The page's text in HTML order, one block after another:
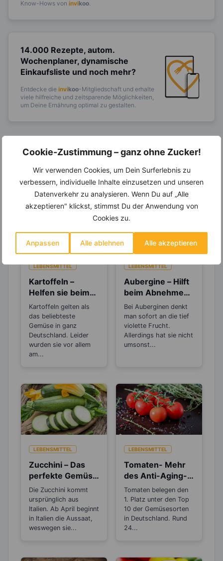
Cookie-Zustimmung – ganz ohne Zucker!
Wir verwenden Cookies, um Dein Surferlebnis zu
verbessern, individuelle Inhalte einzusetzen und unseren
Datenverkehr zu analysieren. Wenn Du auf „Alle
akzeptieren" klickst, stimmst Du der Anwendung von
Cookies zu.
Anpassen Alle ablehnen Alle akzeptieren
Know-Hows von invikoo
14.000 Rezepte, autom.
Wochenplaner, dynamische
Einkaufsliste und noch mehr?
Entdecke die invikoo-Mitgliedschaft und erhalte
viele hilfreiche und zeitsparende Möglichkeiten,
um Deine Ernährung optimal zu gestalten.
Erfahre mehr über die Zutaten
dieses Rezepts
LEBENSMITTEL
Kartoffeln –
Helfen sie beim
Abnehmen oder
machen sie dick?
Kartoffeln gelten als
das beliebteste
Gemüse in ganz
Deutschland. Leider
wurden sie vor allem
am...
LEBENSMITTEL
Aubergine – Hilft
beim Abnehmen,
bei Müdigkeit und
Stress
Bei Auberginen denkt
man sofort an die tief
violette Frucht.
Allerdings hat sie nicht
umsonst...
LEBENSMITTEL
Zucchini – Das
perfekte Gemüse
zum Abnehmen
Die Zucchini kommt
ursprünglich aus
Italien. Ab April beginnt
in Italien die Aussaat,
weswegen sie...
LEBENSMITTEL
Tomaten- Mehr
des Anti-Aging-
Stoffs Lycopin
durchs
Einkochen?
Tomaten belegen den
1. Platz unter den Top
10 der Gemüsesorten
in Deutschland. Rund
24...